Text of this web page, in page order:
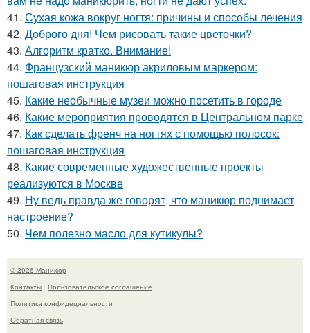
41. Сухая кожа вокруг ногтя: причины и способы лечения
42. Доброго дня! Чем рисовать такие цветочки?
43. Алгоритм кратко. Внимание!
44. Французский маникюр акриловым маркером:
пошаговая инструкция
45. Какие необычные музеи можно посетить в городе
46. Какие мероприятия проводятся в Центральном парке
47. Как сделать френч на ногтях с помощью полосок:
пошаговая инструкция
48. Какие современные художественные проекты
реализуются в Москве
49. Ну ведь правда же говорят, что маникюр поднимает
настроение?
50. Чем полезно масло для кутикулы?
© 2026 Маникюр
Контакты
Пользовательское соглашение
Политика конфидециальности
Обратная связь